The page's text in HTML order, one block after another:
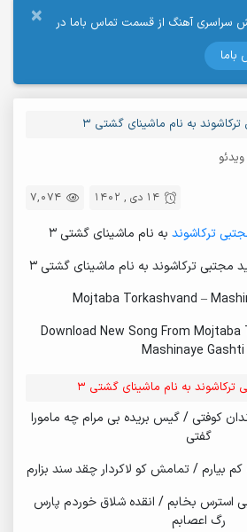
×
سراسری آهنگ از قسمت تماس باما در
باما
به نام ماشینای گشتی 3
7,074 14 دی , 1402
ترکاشوند به نام ماشینای گشتی 3
مجتبی ترکاشوند به نام ماشینای گشتی 3
Mojtaba Torkashvand –
Download New Song From Mojtaba
Mashinaye
به نام ماشینای گشتی 3
کوفتی / گیس بریده بی مرام چه مامورا
گفتی
بیارم / تمامش کو لاکردار چقد سند بزارم
استرس بخابم / انقده شلاق خوردم پارس
رگ اعصابم